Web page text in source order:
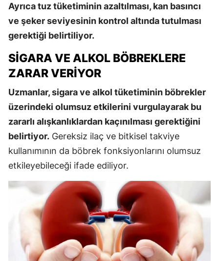
Ayrıca tuz tüketiminin azaltılması, kan basıncı
ve şeker seviyesinin kontrol altında tutulması
gerektiği belirtiliyor.
SIGARA VE ALKOL BÖBREKLERE
ZARAR VERIYOR
Uzmanlar, sigara ve alkol tüketiminin böbrekler
üzerindeki olumsuz etkilerini vurgulayarak bu
zararlı alışkanlıklardan kaçınılması gerektiğini
belirtiyor. Gereksiz ilaç ve bitkisel takviye
kullanımının da böbrek fonksiyonlarını olumsuz
etkileyebileceği ifade ediliyor.